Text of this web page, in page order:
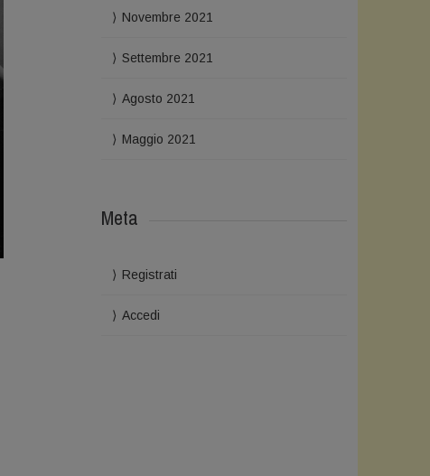
Novembre 2021
Settembre 2021
Agosto 2021
Maggio 2021
Meta
Registrati
Accedi